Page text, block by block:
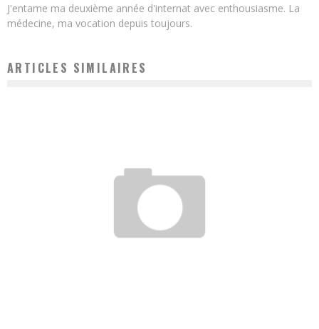
J'entame ma deuxième année d'internat avec enthousiasme. La
médecine, ma vocation depuis toujours.
ARTICLES SIMILAIRES